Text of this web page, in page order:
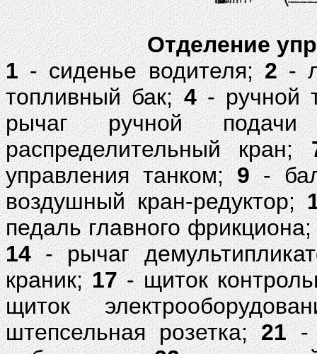
Отделение
1- сиденье водителя;2-
топливный бак;4- ручной
рычаг ручной
распределительный кран;
управления танком;9-
воздушный кран-редуктор;
педаль главного
14- рычаг
краник;17- щиток
щиток
штепсельная розетка;21-